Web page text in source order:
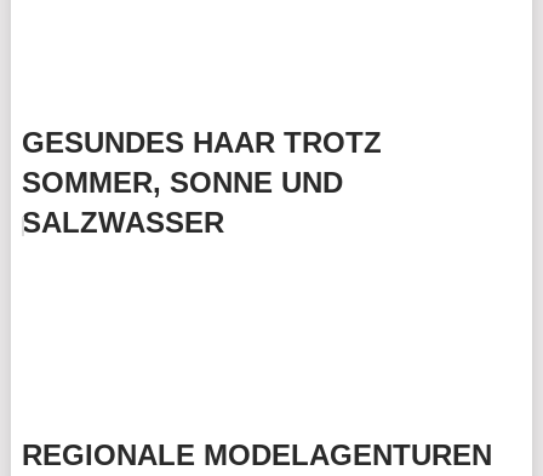
GESUNDES HAAR TROTZ
SOMMER, SONNE UND
SALZWASSER
REGIONALE MODELAGENTUREN